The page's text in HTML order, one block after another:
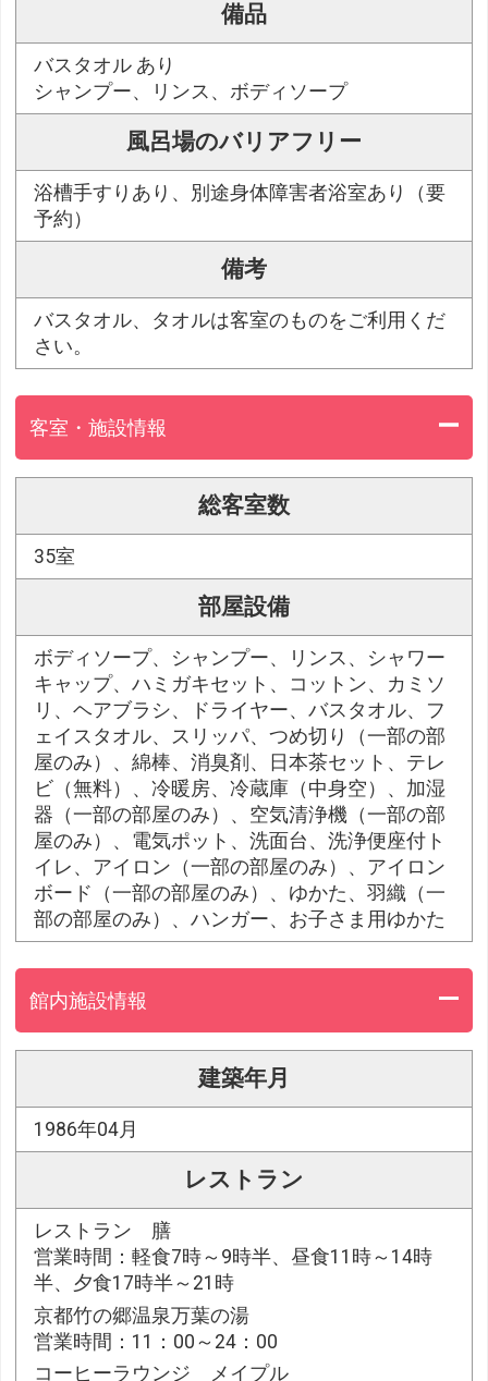
備品
バスタオル あり
シャンプー、リンス、ボディソープ
風呂場のバリアフリー
浴槽手すりあり、別途身体障害者浴室あり（要
予約）
備考
バスタオル、タオルは客室のものをご利用くだ
さい。
客室・施設情報
総客室数
35室
部屋設備
ボディソープ、シャンプー、リンス、シャワー
キャップ、ハミガキセット、コットン、カミソ
リ、ヘアブラシ、ドライヤー、バスタオル、フ
ェイスタオル、スリッパ、つめ切り（一部の部
屋のみ）、綿棒、消臭剤、日本茶セット、テレ
ビ（無料）、冷暖房、冷蔵庫（中身空）、加湿
器（一部の部屋のみ）、空気清浄機（一部の部
屋のみ）、電気ポット、洗面台、洗浄便座付ト
イレ、アイロン（一部の部屋のみ）、アイロン
ボード（一部の部屋のみ）、ゆかた、羽織（一
部の部屋のみ）、ハンガー、お子さま用ゆかた
館内施設情報
建築年月
1986年04月
レストラン
レストラン 膳
営業時間：軽食7時～9時半、昼食11時～14時
半、夕食17時半～21時
京都竹の郷温泉万葉の湯
営業時間：11：00～24：00
コーヒーラウンジ メイプル